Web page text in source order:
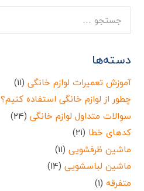
برای:
دسته‌ها
آموزش تعمیرات لوازم خانگی (11)
چطور از لوازم خانگی استفاده کنیم؟
سوالات متداول لوازم خانگی (24)
کدهای خطا (21)
ماشین ظرفشویی (11)
ماشین لباسشویی (14)
متفرقه (1)